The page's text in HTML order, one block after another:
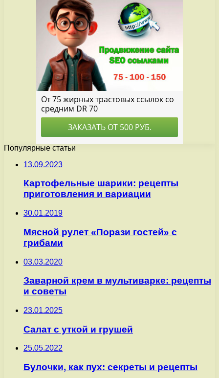
Популярные статьи
13.09.2023
Картофельные шарики: рецепты
приготовления и вариации
30.01.2019
Мясной рулет «Порази гостей» с
грибами
03.03.2020
Заварной крем в мультиварке: рецепты
и советы
23.01.2025
Салат с уткой и грушей
25.05.2022
Булочки, как пух: секреты и рецепты